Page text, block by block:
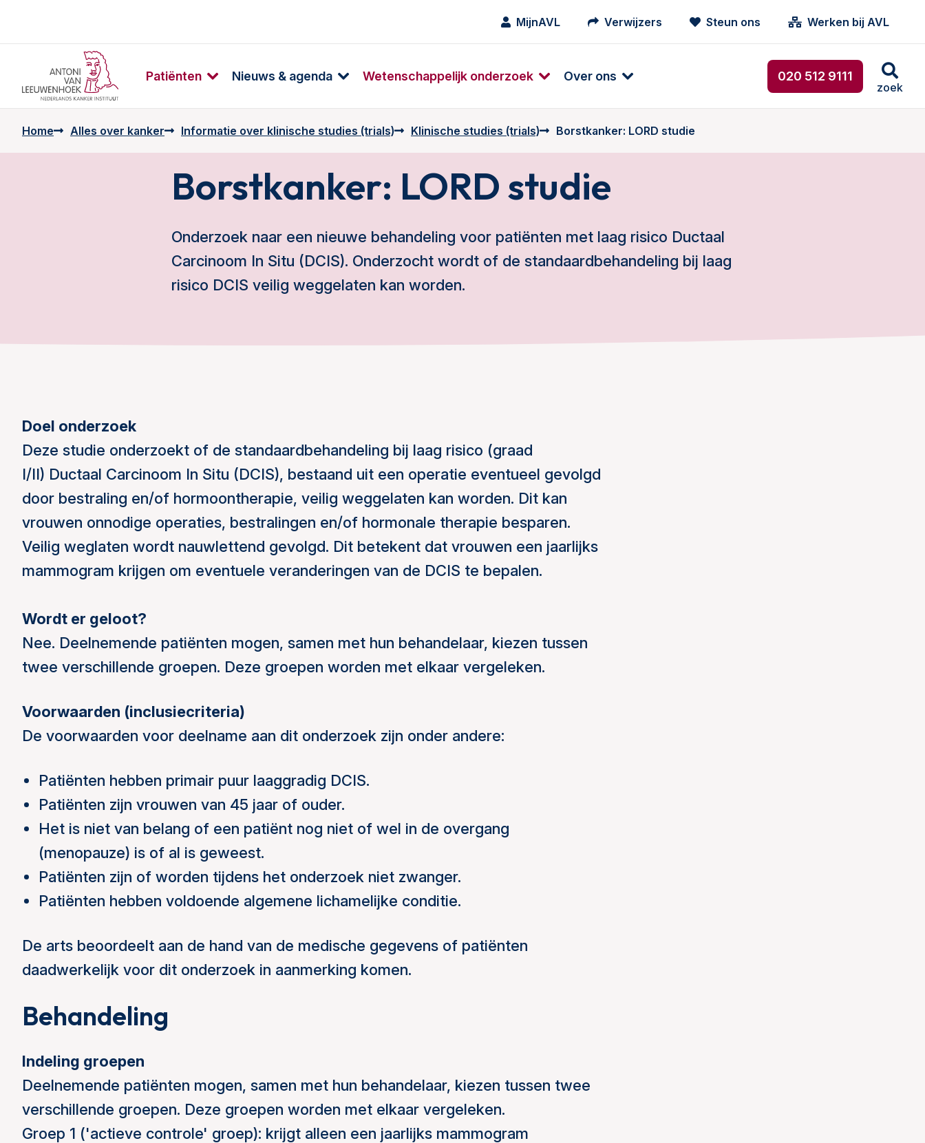
MijnAVL Verwijzers Steun ons Werken bij AVL
Patiënten Nieuws & agenda Wetenschappelijk onderzoek Over ons 020 512 9111
zoek
Home Alles over kanker Informatie over klinische studies (trials) Klinische studies (trials) Borstkanker: LORD studie
Borstkanker: LORD studie
Onderzoek naar een nieuwe behandeling voor patiënten met laag risico Ductaal
Carcinoom In Situ (DCIS). Onderzocht wordt of de standaardbehandeling bij laag
risico DCIS veilig weggelaten kan worden.
Doel onderzoek
Deze studie onderzoekt of de standaardbehandeling bij laag risico (graad
I/II) Ductaal Carcinoom In Situ (DCIS), bestaand uit een operatie eventueel gevolgd
door bestraling en/of hormoontherapie, veilig weggelaten kan worden. Dit kan
vrouwen onnodige operaties, bestralingen en/of hormonale therapie besparen.
Veilig weglaten wordt nauwlettend gevolgd. Dit betekent dat vrouwen een jaarlijks
mammogram krijgen om eventuele veranderingen van de DCIS te bepalen.
Wordt er geloot?
Nee. Deelnemende patiënten mogen, samen met hun behandelaar, kiezen tussen
twee verschillende groepen. Deze groepen worden met elkaar vergeleken.
Voorwaarden (inclusiecriteria)
De voorwaarden voor deelname aan dit onderzoek zijn onder andere:
Patiënten hebben primair puur laaggradig DCIS.
Patiënten zijn vrouwen van 45 jaar of ouder.
Het is niet van belang of een patiënt nog niet of wel in de overgang
(menopauze) is of al is geweest.
Patiënten zijn of worden tijdens het onderzoek niet zwanger.
Patiënten hebben voldoende algemene lichamelijke conditie.
De arts beoordeelt aan de hand van de medische gegevens of patiënten
daadwerkelijk voor dit onderzoek in aanmerking komen.
Behandeling
Indeling groepen
Deelnemende patiënten mogen, samen met hun behandelaar, kiezen tussen twee
verschillende groepen. Deze groepen worden met elkaar vergeleken.
Groep 1 ('actieve controle' groep): krijgt alleen een jaarlijks mammogram